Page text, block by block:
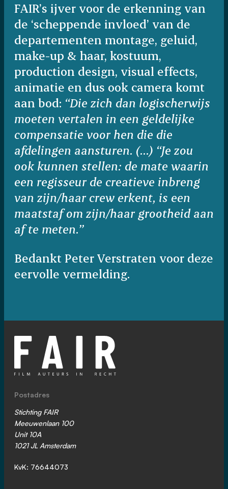
FAIR’s ijver voor de erkenning van
de ‘scheppende invloed’ van de
departementen montage, geluid,
make-up & haar, kostuum,
production design, visual effects,
animatie en dus ook camera komt
aan bod: “Die zich dan logischerwijs
moeten vertalen in een geldelijke
compensatie voor hen die die
afdelingen aansturen. (…) “Je zou
ook kunnen stellen: de mate waarin
een regisseur de creatieve inbreng
van zijn/haar crew erkent, is een
maatstaf om zijn/haar grootheid aan
af te meten.”
Bedankt Peter Verstraten voor deze
eervolle vermelding.
Postadres
Stichting FAIR
Meeuwenlaan 100
Unit 10A
1021 JL Amsterdam
KvK: 76644073